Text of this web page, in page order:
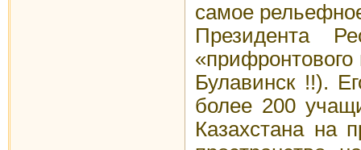
самое
Президента
Булавинск !!).
более 200
Казахстана на